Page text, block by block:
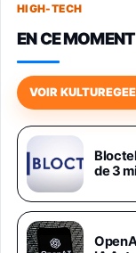
749,99€
648,63€
Android
1019€
Galaxy
HIGH-TECH
EN CE
VOIR
de 3